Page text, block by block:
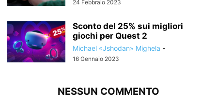
24 Febbraio 2023
Sconto del 25% sui migliori
giochi per Quest 2
Michael «Jshodan» Mighela -
16 Gennaio 2023
NESSUN COMMENTO